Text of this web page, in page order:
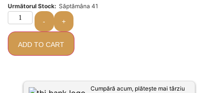
Următorul Stock: Săptămâna 41
- +
ADD TO CART
Cumpără acum, plătește mai târziu